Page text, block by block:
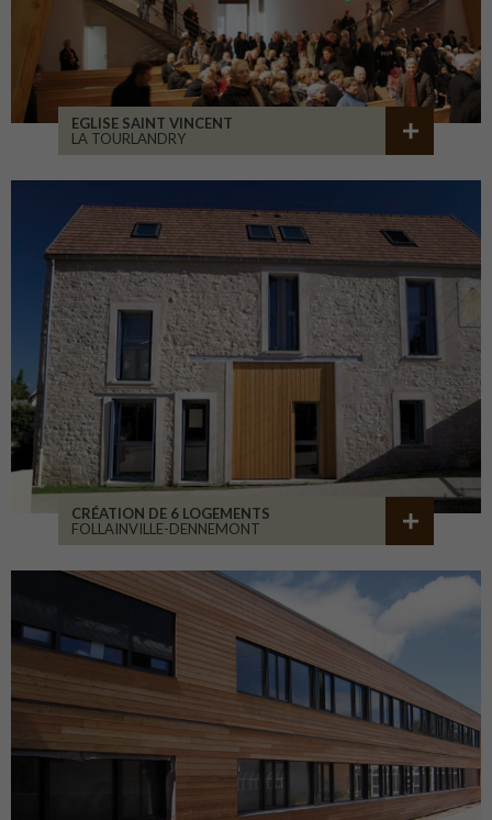
EGLISE SAINT VINCENT
LA TOURLANDRY
CRÉATION DE 6 LOGEMENTS
FOLLAINVILLE-DENNEMONT